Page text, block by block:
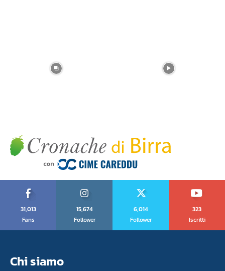
31,013
Fans
15,674
Follower
6,014
Follower
323
Iscritti
Chi siamo